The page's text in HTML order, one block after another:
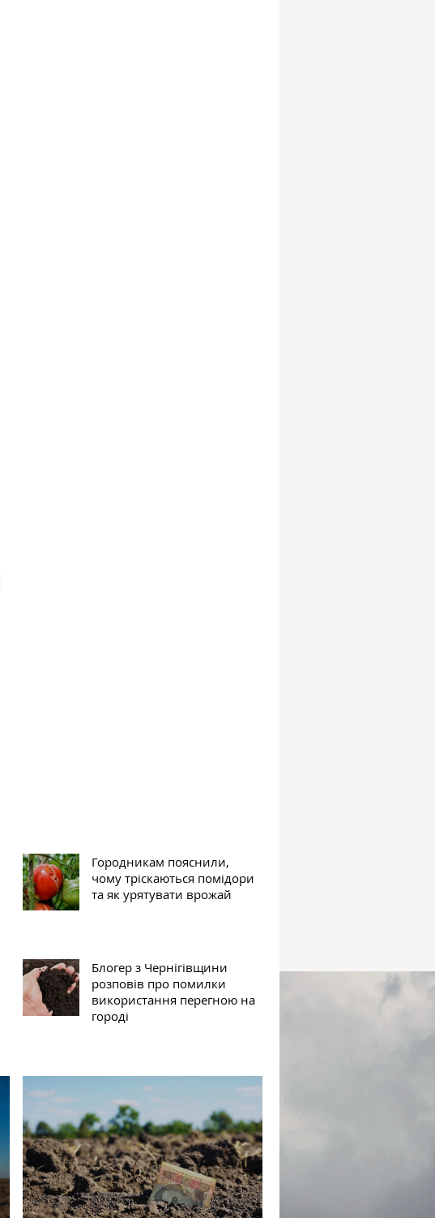
Городникам пояснили,
чому тріскаються помідори
та як урятувати врожай
Блогер з Чернігівщини
розповів про помилки
використання перегною на
городі